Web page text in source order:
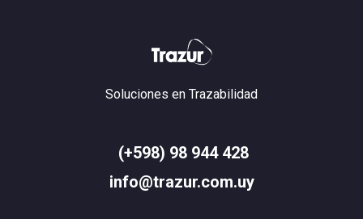
Soluciones en Trazabilidad
(+598) 98 944 428
info@trazur.com.uy